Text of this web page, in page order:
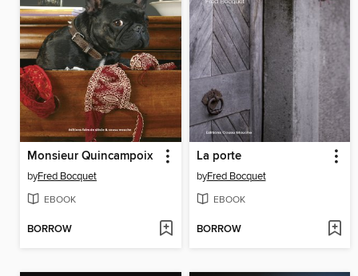
Monsieur Quincampoix
byFred Bocquet
EBOOK
BORROW
La porte
byFred Bocquet
EBOOK
BORROW